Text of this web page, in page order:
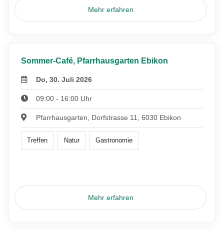
Mehr erfahren
Sommer-Café, Pfarrhausgarten Ebikon
Do, 30. Juli 2026
09:00 - 16:00 Uhr
Pfarrhausgarten, Dorfstrasse 11, 6030 Ebikon
Treffen Natur Gastronomie
Mehr erfahren